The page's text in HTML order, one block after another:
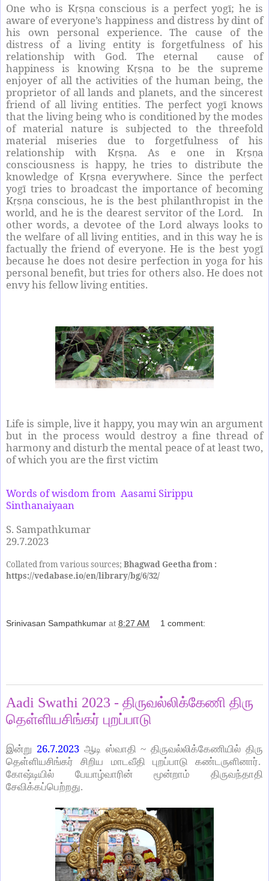
One who is Kṛṣṇa conscious is a perfect yogī; he is
aware of everyone’s happiness and distress by dint of
his own personal experience. The cause of the
distress of a living entity is forgetfulness of his
relationship with God. The eternal cause of
happiness is knowing Kṛṣṇa to be the supreme
enjoyer of all the activities of the human being, the
proprietor of all lands and planets, and the sincerest
friend of all living entities. The perfect yogī knows
that the living being who is conditioned by the modes
of material nature is subjected to the threefold
material miseries due to forgetfulness of his
relationship with Kṛṣṇa. As e one in Kṛṣṇa
consciousness is happy, he tries to distribute the
knowledge of Kṛṣṇa everywhere. Since the perfect
yogī tries to broadcast the importance of becoming
Kṛṣṇa conscious, he is the best philanthropist in the
world, and he is the dearest servitor of the Lord. In
other words, a devotee of the Lord always looks to
the welfare of all living entities, and in this way he is
factually the friend of everyone. He is the best yogī
because he does not desire perfection in yoga for his
personal benefit, but tries for others also. He does not
envy his fellow living entities.
Life is simple, live it happy, you may win an argument
but in the process would destroy a fine thread of
harmony and disturb the mental peace of at least two,
of which you are the first victim
Words of wisdom from Aasami Sirippu
Sinthanaiyaan
S. Sampathkumar
29.7.2023
Collated from various sources; Bhagwad Geetha from :
https://vedabase.io/en/library/bg/6/32/
Srinivasan Sampathkumar at 8:27 AM 1 comment:
Aadi Swathi 2023 - திருவல்லிக்கேணி திரு
தெள்ளியசிங்கர் புறப்பாடு
இன்று 26.7.2023ஆடி ஸ்வாதி ~ திருவல்லிக்கேணியில் திரு
தெள்ளியசிங்கர் சிறிய மாடவீதி புறப்பாடு கண்டருளினார்.
கோஷ்டியில் பேயாழ்வாரின் மூன்றாம் திருவந்தாதி
சேவிக்கப்பெற்றது.